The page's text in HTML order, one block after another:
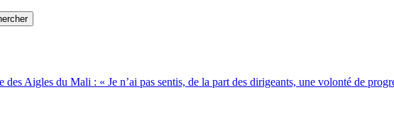
Aigles du Mali : « Je n’ai pas sentis, de la part des dirigeants, une volonté de